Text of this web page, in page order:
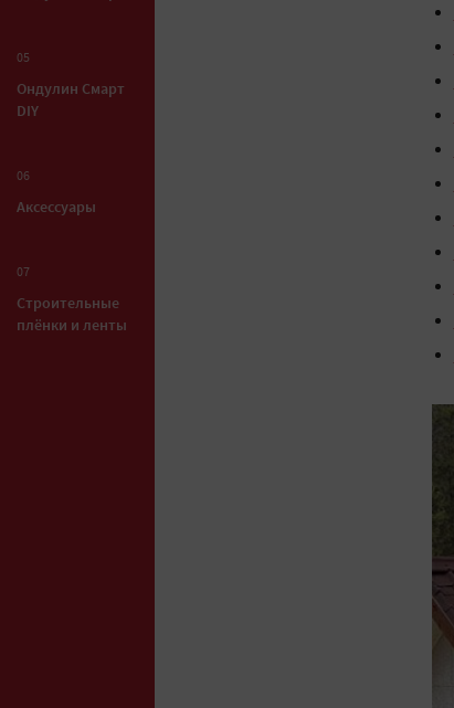
05
Ондулин Смарт
DIY
06
Аксессуары
07
Строительные
плёнки и ленты